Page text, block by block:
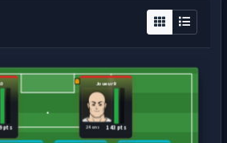
pts
Joueur9
143 pts
24 ans